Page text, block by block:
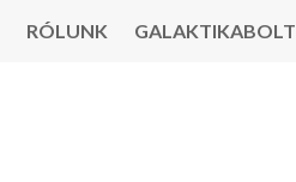
RÓLUNK GALAKTIKABOLT